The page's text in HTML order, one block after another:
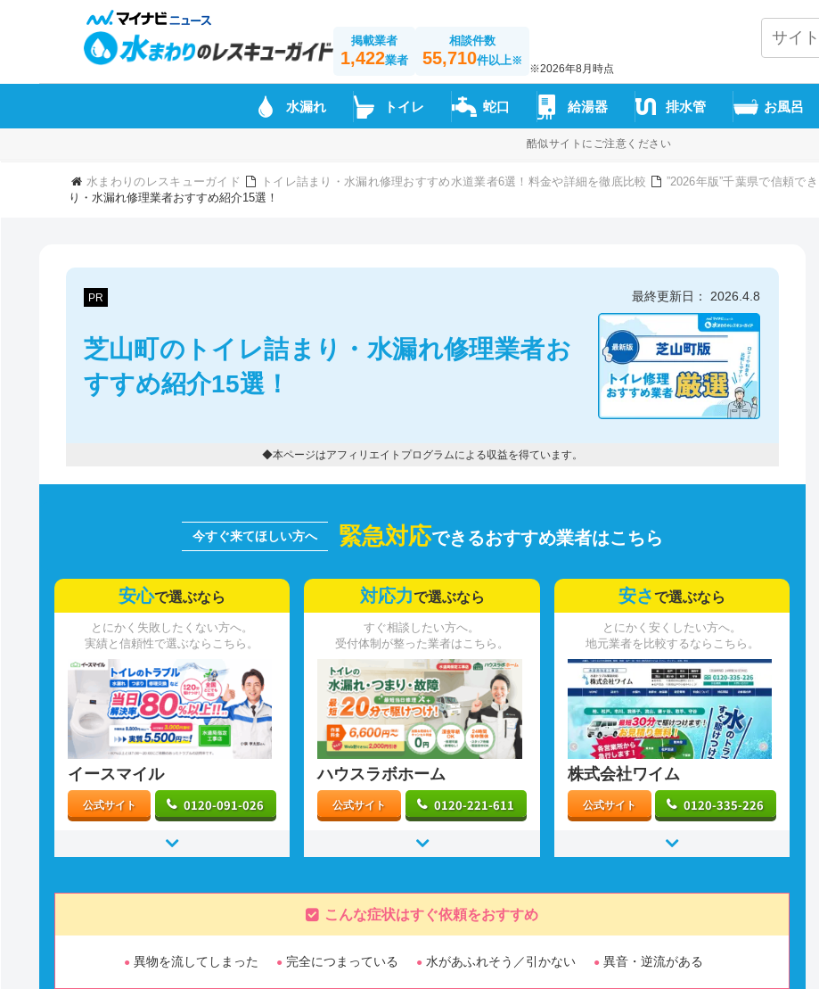
掲載業者
1,422業者
相談件数
55,710件以上※
※2026年8月時点
水漏れ トイレ 蛇口 給湯器 排水管 お風呂
酷似サイトにご注意ください
水まわりのレスキューガイド トイレ詰まり・水漏れ修理おすすめ水道業者6選！料金や詳細を徹底比較 ”2026年版”千葉県で信頼で
り・水漏れ修理業者おすすめ紹介15選！
PR
芝山町のトイレ詰まり・水漏れ修理業者お
すすめ紹介15選！
最終更新日： 2026.4.8
◆本ページはアフィリエイトプログラムによる収益を得ています。
緊急対応できるおすすめ業者はこちら
安心で選ぶなら
とにかく失敗したくない方へ。
実績と信頼性で選ぶならこちら。
イースマイル
公式サイト 0120-091-026
対応力で選ぶなら
すぐ相談したい方へ。
受付体制が整った業者はこちら。
ハウスラボホーム
公式サイト 0120-221-611
安さで選ぶなら
とにかく安くしたい方へ。
地元業者を比較するならこちら。
株式会社ワイム
公式サイト 0120-335-226
こんな症状はすぐ依頼をおすすめ
異物を流してしまった 完全につまっている 水があふれそう／引かない 異音・逆流がある